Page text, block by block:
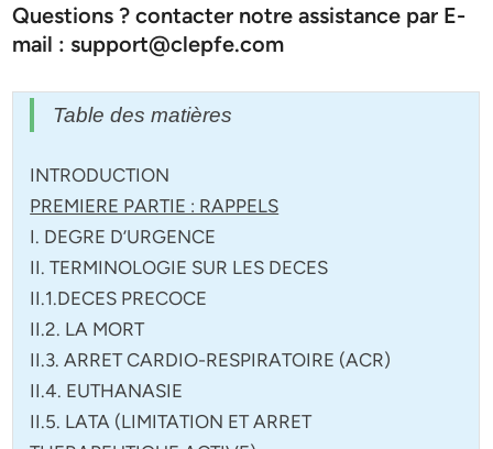
Questions ? contacter notre assistance par E-
mail : support@clepfe.com
Table des matières
INTRODUCTION
PREMIERE PARTIE : RAPPELS
I. DEGRE D’URGENCE
II. TERMINOLOGIE SUR LES DECES
II.1.DECES PRECOCE
II.2. LA MORT
II.3. ARRET CARDIO-RESPIRATOIRE (ACR)
II.4. EUTHANASIE
II.5. LATA (LIMITATION ET ARRET